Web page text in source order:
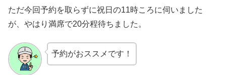
ただ今回予約を取らずに祝日の11時ころに伺いました
が、やはり満席で20分程待ちました。
予約がおススメです！